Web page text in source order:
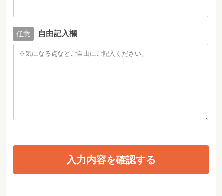
自由記入欄